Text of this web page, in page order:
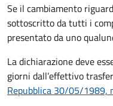
Se il cambiamento
sottoscritto da tutti i
presentato da uno
La dichiarazione deve
giorni dall’effettivo
Repubblica 30/05/1989,